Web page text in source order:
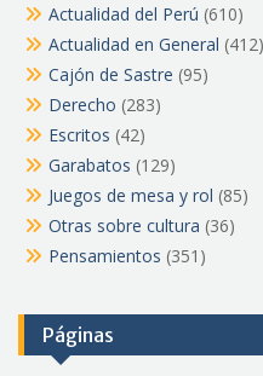
Actualidad del Perú (610)
Actualidad en General (412)
Cajón de Sastre (95)
Derecho (283)
Escritos (42)
Garabatos (129)
Juegos de mesa y rol (85)
Otras sobre cultura (36)
Pensamientos (351)
Páginas